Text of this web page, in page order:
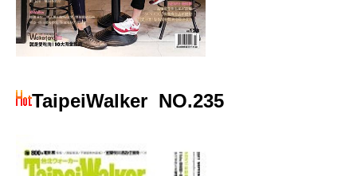
TaipeiWalker NO.235